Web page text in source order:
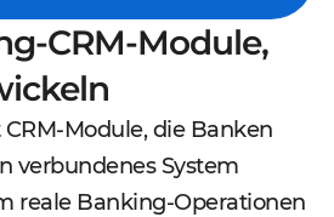
CRM-Module,
Module, die Banken
verbundenes System
reale Banking-Operationen